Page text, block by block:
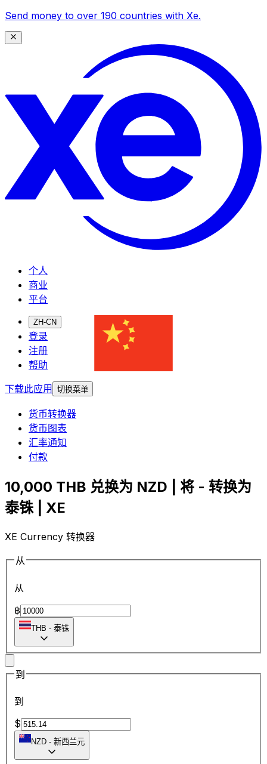
Send money to over 190 countries with Xe.
个人
商业
平台
ZH-CN
登录
注册
帮助
下载此应用
切换菜单
货币转换器
货币图表
汇率通知
付款
10,000 THB 兑换为 NZD | 将 - 转换为
泰铢 | XE
XE Currency 转换器
从
从
฿
THB - 泰铢
到
到
$
NZD - 新西兰元